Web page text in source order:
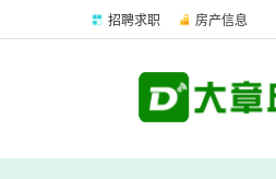
招聘求职 房产信息